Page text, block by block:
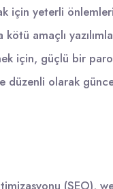
için yeterli
amaçlı
için, güçlü bir
düzenli olarak
(SEO),